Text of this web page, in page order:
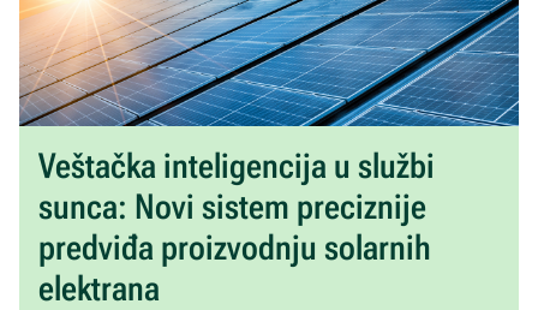
Veštačka inteligencija u službi
sunca: Novi sistem preciznije
predviđa proizvodnju solarnih
elektrana